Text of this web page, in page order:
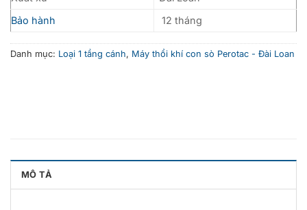
Bảo hành
12 tháng
Danh mục: Loại 1 tầng cánh, Máy thổi khí con sò Perotac - Đài Loan
MÔ TẢ